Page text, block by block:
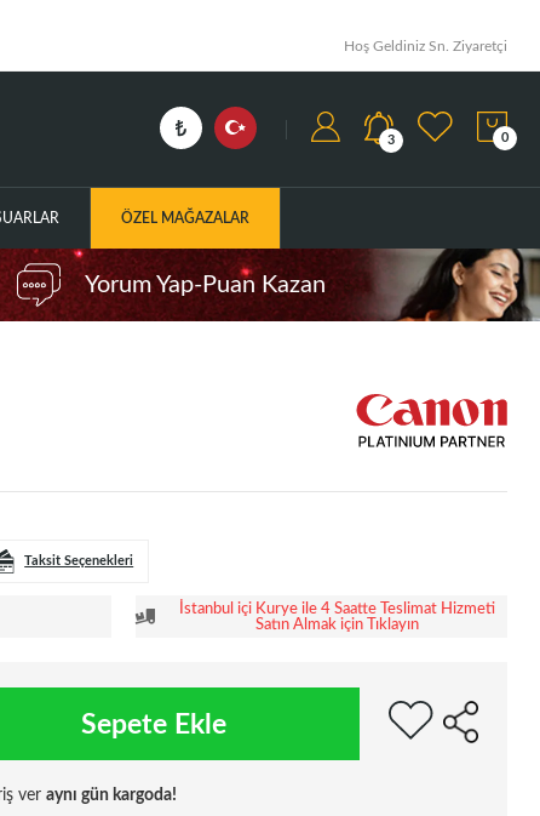
Hoş Geldiniz Sn. Ziyaretçi
3 0
ÖZEL MAĞAZALAR
Yorum Yap-Puan Kazan
Taksit Seçenekleri
İstanbul içi Kurye ile 4 Saatte Teslimat Hizmeti
Satın Almak için Tıklayın
Sepete Ekle
ver aynı gün kargoda!